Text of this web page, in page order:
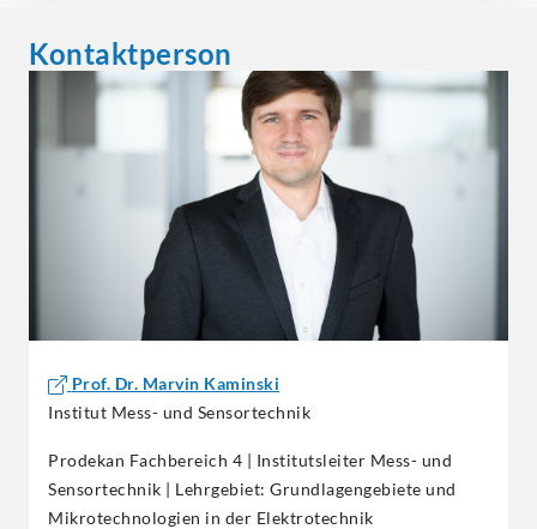
Kontaktperson
Prof. Dr. Marvin Kaminski
Institut Mess- und Sensortechnik
Prodekan Fachbereich 4 | Institutsleiter Mess- und
Sensortechnik | Lehrgebiet: Grundlagengebiete und
Mikrotechnologien in der Elektrotechnik